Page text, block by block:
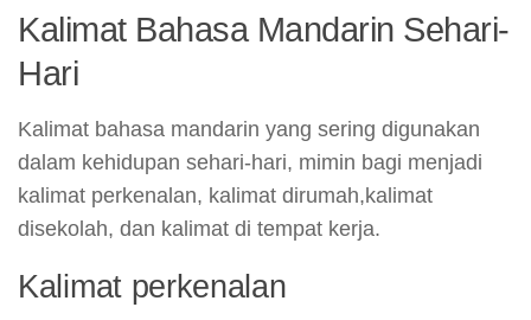
Kalimat Bahasa Mandarin Sehari-
Hari
Kalimat bahasa mandarin yang sering digunakan
dalam kehidupan sehari-hari, mimin bagi menjadi
kalimat perkenalan, kalimat dirumah,kalimat
disekolah, dan kalimat di tempat kerja.
Kalimat perkenalan